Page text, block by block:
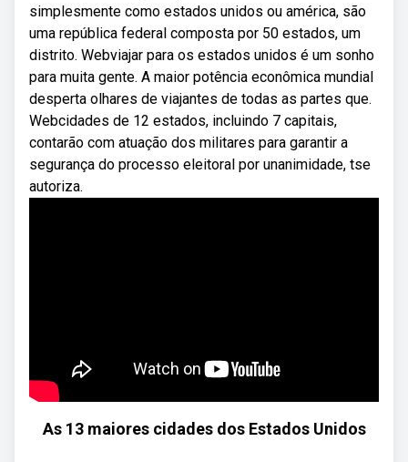
simplesmente como estados unidos ou américa, são
uma república federal composta por 50 estados, um
distrito. Webviajar para os estados unidos é um sonho
para muita gente. A maior potência econômica mundial
desperta olhares de viajantes de todas as partes que.
Webcidades de 12 estados, incluindo 7 capitais,
contarão com atuação dos militares para garantir a
segurança do processo eleitoral por unanimidade, tse
autoriza.
As 13 maiores cidades dos Estados Unidos